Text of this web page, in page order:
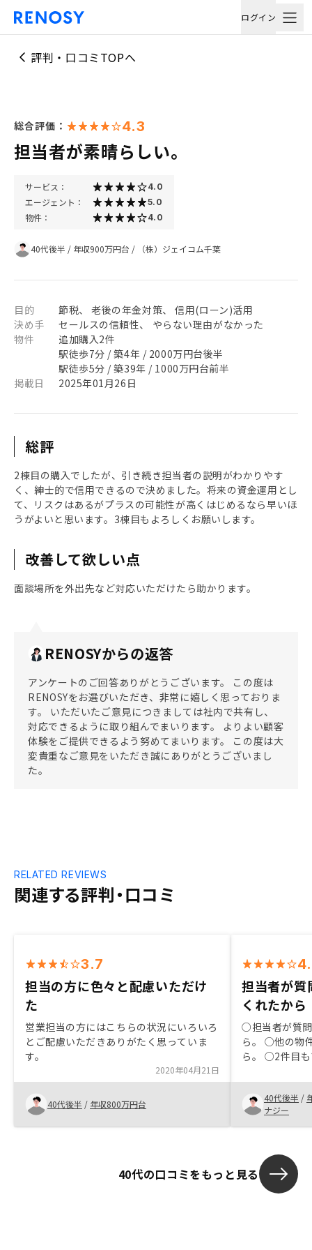
ログイン
評判・口コミTOPへ
総合評価： 4.3
担当者が素晴らしい。
サービス： 4.0
エージェント： 5.0
物件： 4.0
40代後半 / 年収900万円台 / （株）ジェイコム千葉
目的
節税、 老後の年金対策、 信用(ローン)活用
決め手
セールスの信頼性、 やらない理由がなかった
物件
追加購入2件
駅徒歩7分 / 築4年 / 2000万円台後半
駅徒歩5分 / 築39年 / 1000万円台前半
掲載日
2025年01月26日
総評
2棟目の購入でしたが、引き続き担当者の説明がわかりやす
く、紳士的で信用できるので決めました。将来の資金運用とし
て、リスクはあるがプラスの可能性が高くはじめるなら早いほ
うがよいと思います。3棟目もよろしくお願いします。
改善して欲しい点
面談場所を外出先など対応いただけたら助かります。
RENOSYからの返答
アンケートのご回答ありがとうございます。 この度は
RENOSYをお選びいただき、非常に嬉しく思っておりま
す。 いただいたご意見につきましては社内で共有し、
対応できるように取り組んでまいります。 よりよい顧客
体験をご提供できるよう努めてまいります。 この度は大
変貴重なご意見をいただき誠にありがとうございまし
た。
関連する評判・口コミ
RELATED REVIEWS
3.7
担当の方に色々と配慮いただけ
た
営業担当の方にはこちらの状況にいろいろ
とご配慮いただきありがたく思っていま
す。
2020年04月21日
40代後半 / 年収800万円台
担当者が質
くれたから
○担当者が質
ら。 ○他の物
ら。 ○2件目
かったから。
たかったから
価値を付けて
たいと思う物
40代後半 /
ナジー
40代の口コミをもっと見る